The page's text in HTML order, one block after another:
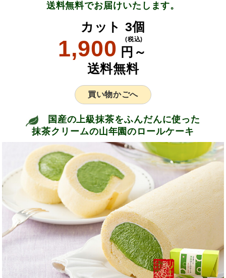
送料無料でお届けいたします。
カット 3個
1,900 円～
(税込)
送料無料
買い物かごへ
国産の上級抹茶をふんだんに使った
抹茶クリームの山年園のロールケーキ